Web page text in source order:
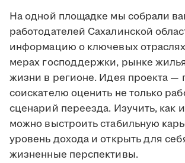
На одной площадке мы собрали
работодателей Сахалинской
информацию о ключевых
мерах господдержки, рынке
жизни в регионе. Идея проекта —
соискателю оценить не только
сценарий переезда. Изучить, как
можно выстроить стабильную
уровень дохода и открыть для
жизненные перспективы.